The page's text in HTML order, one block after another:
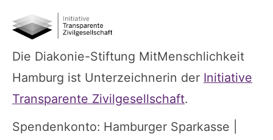
Die Diakonie-Stiftung MitMenschlichkeit
Hamburg ist Unterzeichnerin der Initiative
Transparente Zivilgesellschaft.
Spendenkonto: Hamburger Sparkasse |